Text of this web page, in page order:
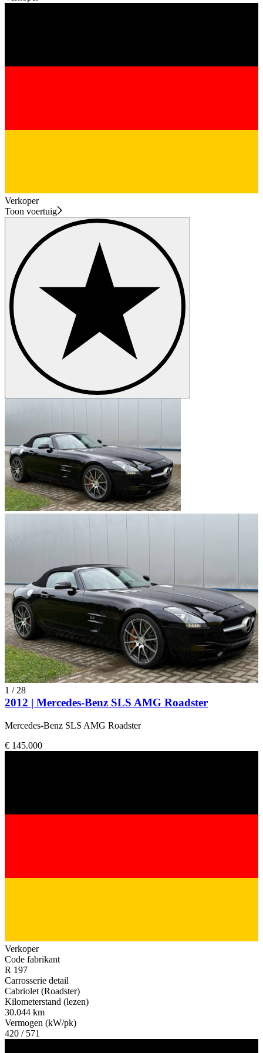
Verkoper
Toon voertuig
1 / 28
2012 | Mercedes-Benz SLS AMG Roadster
Mercedes-Benz SLS AMG Roadster
€ 145.000
Verkoper
Code fabrikant
R 197
Carrosserie detail
Cabriolet (Roadster)
Kilometerstand (lezen)
30.044 km
Vermogen (kW/pk)
420 / 571